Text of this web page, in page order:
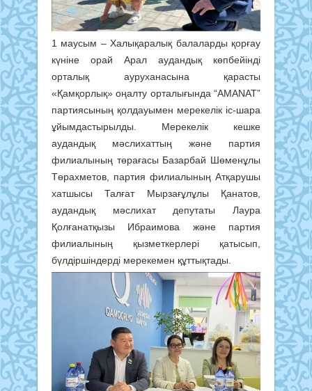
1 маусым – Халықаралық балаларды қорғау
күніне орай Арал аудандық көпбейінді
орталық ауруханасына қарасты
«Қамқорлық» оңалту орталығында “AMANAT”
партиясының қолдауымен мерекелік іс-шара
ұйымдастырылды. Мерекелік кешке
аудандық мәслихаттың және партия
филиалының төрағасы Базарбай Шөменұлы
Төрахметов, партия филиалының Атқарушы
хатшысы Талғат Мырзағұлұлы Қанатов,
аудандық мәслихат депутаты Лаура
Қолғанатқызы Ибраимова және партия
филиалының қызметкерлері қатысып,
бүлдіршіндерді мерекемен құттықтады.